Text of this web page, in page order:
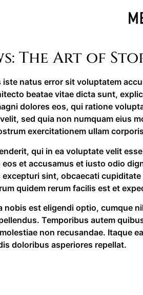
The Art of
natus error sit voluptatem
beatae vitae dicta sunt,
dolores eos, qui ratione
sed quia non numquam eius
exercitationem ullam
qui in ea voluptate velit
et accusamus et iusto odio
sint, obcaecati
quidem rerum facilis est et
nobis est eligendi optio, cumque
Temporibus autem
non recusandae. Itaque
doloribus asperiores repellat.